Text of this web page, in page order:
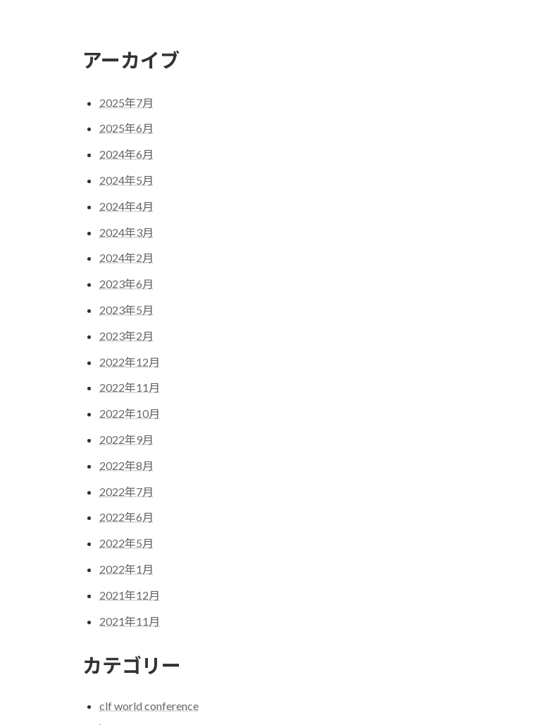
アーカイブ
2025年7月
2025年6月
2024年6月
2024年5月
2024年4月
2024年3月
2024年2月
2023年6月
2023年5月
2023年2月
2022年12月
2022年11月
2022年10月
2022年9月
2022年8月
2022年7月
2022年6月
2022年5月
2022年1月
2021年12月
2021年11月
カテゴリー
clf world conference